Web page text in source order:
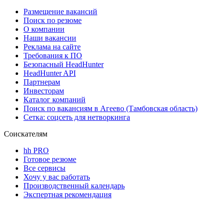
Размещение вакансий
Поиск по резюме
О компании
Наши вакансии
Реклама на сайте
Требования к ПО
Безопасный HeadHunter
HeadHunter API
Партнерам
Инвесторам
Каталог компаний
Поиск по вакансиям в Агеево (Тамбовская область)
Сетка: соцсеть для нетворкинга
Соискателям
hh PRO
Готовое резюме
Все сервисы
Хочу у вас работать
Производственный календарь
Экспертная рекомендация